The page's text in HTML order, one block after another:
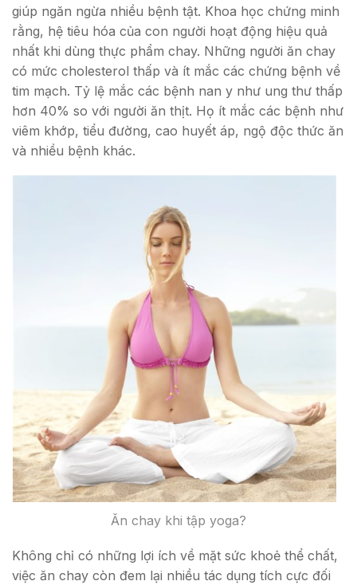
giúp ngăn ngừa nhiều bệnh tật. Khoa học chứng minh
rằng, hệ tiêu hóa của con người hoạt động hiệu quả
nhất khi dùng thực phẩm chay. Những người ăn chay
có mức cholesterol thấp và ít mắc các chứng bệnh về
tim mạch. Tỷ lệ mắc các bệnh nan y như ung thư thấp
hơn 40% so với người ăn thịt. Họ ít mắc các bệnh như
viêm khớp, tiểu đường, cao huyết áp, ngộ độc thức ăn
và nhiều bệnh khác.
Ăn chay khi tập yoga?
Không chỉ có những lợi ích về mặt sức khoẻ thể chất,
việc ăn chay còn đem lại nhiều tác dụng tích cực đối